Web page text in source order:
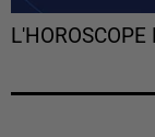
L'HOROSCOPE